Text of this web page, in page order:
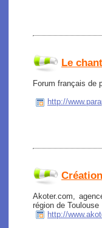
Le
Forum français de
http://
Akoter.com,
région de Toulouse
http://